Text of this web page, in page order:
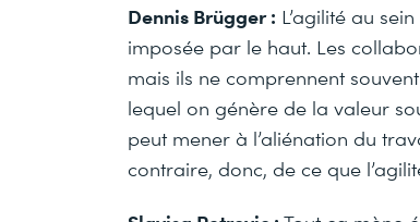
Dennis Brügger : L’agilité au
imposée par le haut. Les
mais ils ne comprennent
lequel on génère de la valeur
peut mener à l’aliénation du
contraire, donc, de ce que